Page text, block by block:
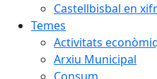
Castellbisbal en
Temes
Activitats
Arxiu Municipal